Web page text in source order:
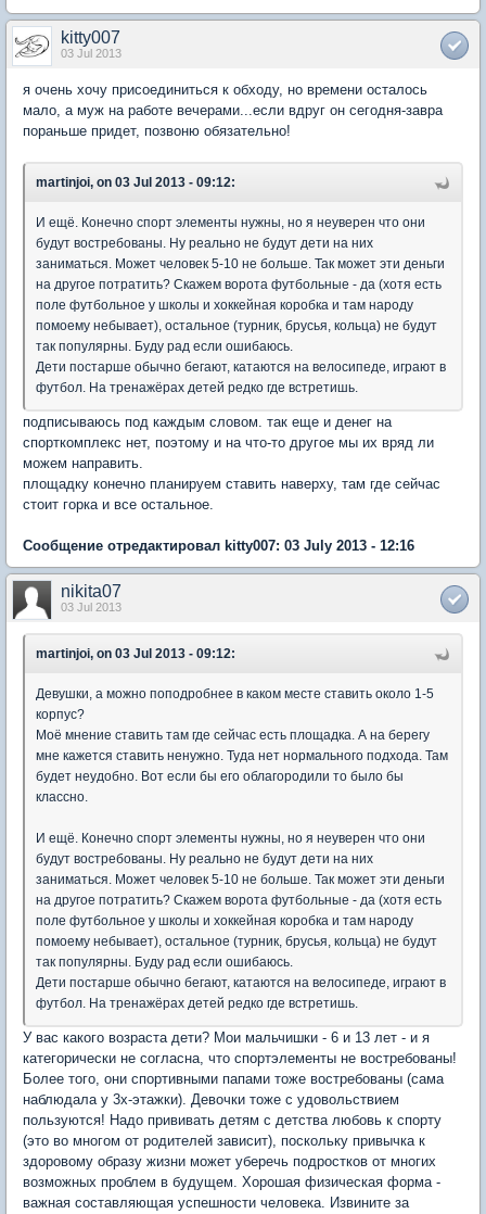
kitty007
03 Jul 2013
я очень хочу присоединиться к обходу, но времени осталось
мало, а муж на работе вечерами...если вдруг он сегодня-завра
пораньше придет, позвоню обязательно!
martinjoi, on 03 Jul 2013 - 09:12:
И ещё. Конечно спорт элементы нужны, но я неуверен что они
будут востребованы. Ну реально не будут дети на них
заниматься. Может человек 5-10 не больше. Так может эти деньги
на другое потратить? Скажем ворота футбольные - да (хотя есть
поле футбольное у школы и хоккейная коробка и там народу
помоему небывает), остальное (турник, брусья, кольца) не будут
так популярны. Буду рад если ошибаюсь.
Дети постарше обычно бегают, катаются на велосипеде, играют в
футбол. На тренажёрах детей редко где встретишь.
подписываюсь под каждым словом. так еще и денег на
спорткомплекс нет, поэтому и на что-то другое мы их вряд ли
можем направить.
площадку конечно планируем ставить наверху, там где сейчас
стоит горка и все остальное.
Сообщение отредактировал kitty007: 03 July 2013 - 12:16
nikita07
03 Jul 2013
martinjoi, on 03 Jul 2013 - 09:12:
Девушки, а можно поподробнее в каком месте ставить около 1-5
корпус?
Моё мнение ставить там где сейчас есть площадка. А на берегу
мне кажется ставить ненужно. Туда нет нормального подхода. Там
будет неудобно. Вот если бы его облагородили то было бы
классно.
И ещё. Конечно спорт элементы нужны, но я неуверен что они
будут востребованы. Ну реально не будут дети на них
заниматься. Может человек 5-10 не больше. Так может эти деньги
на другое потратить? Скажем ворота футбольные - да (хотя есть
поле футбольное у школы и хоккейная коробка и там народу
помоему небывает), остальное (турник, брусья, кольца) не будут
так популярны. Буду рад если ошибаюсь.
Дети постарше обычно бегают, катаются на велосипеде, играют в
футбол. На тренажёрах детей редко где встретишь.
У вас какого возраста дети? Мои мальчишки - 6 и 13 лет - и я
категорически не согласна, что спортэлементы не востребованы!
Более того, они спортивными папами тоже востребованы (сама
наблюдала у 3х-этажки). Девочки тоже с удовольствием
пользуются! Надо прививать детям с детства любовь к спорту
(это во многом от родителей зависит), поскольку привычка к
здоровому образу жизни может уберечь подростков от многих
возможных проблем в будущем. Хорошая физическая форма -
важная составляющая успешности человека. Извините за